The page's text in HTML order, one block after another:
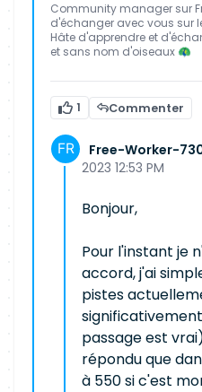
Community manager sur
d'échanger avec vous sur
Hâte d'apprendre et
et sans nom d'oiseaux 🦚
1 Commenter
Free-Worker-
2023 12:53 PM
Bonjour,
Pour l'instant je
accord, j'ai
pistes
passage est
répondu que
à 550 si c'est